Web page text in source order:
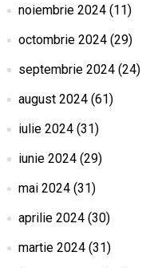
noiembrie 2024(11)
octombrie 2024(29)
septembrie 2024(24)
august 2024(61)
iulie 2024(31)
iunie 2024(29)
mai 2024(31)
aprilie 2024(30)
martie 2024(31)